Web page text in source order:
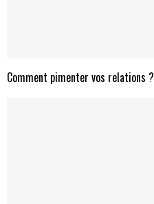
Comment pimenter vos relations ?